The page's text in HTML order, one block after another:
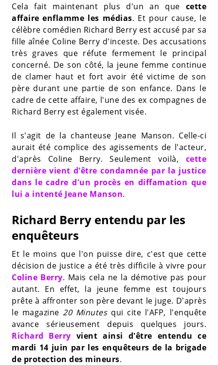
Cela fait maintenant plus d'un an que cette
affaire enflamme les médias. Et pour cause, le
célèbre comédien Richard Berry est accusé par sa
fille aînée Coline Berry d'inceste. Des accusations
très graves que réfute fermement le principal
concerné. De son côté, la jeune femme continue
de clamer haut et fort avoir été victime de son
père durant une partie de son enfance. Dans le
cadre de cette affaire, l'une des ex compagnes de
Richard Berry est également visée.
Il s'agit de la chanteuse Jeane Manson. Celle-ci
aurait été complice des agissements de l'acteur,
d'après Coline Berry. Seulement voilà, cette
dernière vient d'être condamnée par la justice
dans le cadre d'un procès en diffamation que
lui a intenté Jeane Manson.
Richard Berry entendu par les
enquêteurs
Et le moins que l'on puisse dire, c'est que cette
décision de justice a été très difficile à vivre pour
Coline Berry. Mais cela ne la démotive pas pour
autant. En effet, la jeune femme est toujours
prête à affronter son père devant le juge. D'après
le magazine20 Minutesqui cite l'AFP, l'enquête
avance sérieusement depuis quelques jours.
Richard Berry vient ainsi d'être entendu ce
mardi 14 juin par les enquêteurs de la brigade
de protection des mineurs.